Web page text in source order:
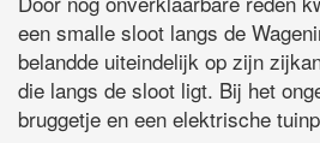
een smalle sloot langs de
belandde uiteindelijk op zijn
die langs de sloot ligt. Bij het
bruggetje en een elektrische